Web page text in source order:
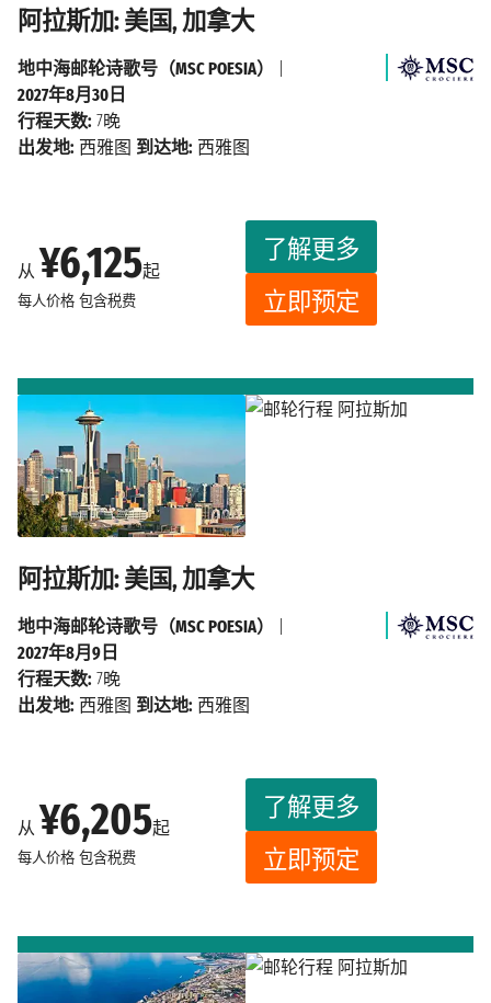
阿拉斯加: 美国, 加拿大
从 ¥6,125起
每人价格 包含税费
了解更多
立即预定
地中海邮轮诗歌号（MSC POESIA）
2027年8月30日
行程天数: 7晚
出发地: 西雅图 到达地: 西雅图
阿拉斯加: 美国, 加拿大
从 ¥6,205起
每人价格 包含税费
了解更多
立即预定
地中海邮轮诗歌号（MSC POESIA）
2027年8月9日
行程天数: 7晚
出发地: 西雅图 到达地: 西雅图